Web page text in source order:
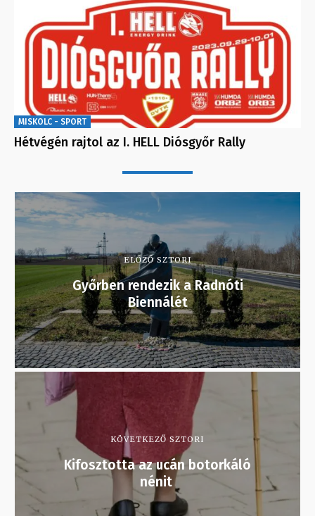
MISKOLC - SPORT
Hétvégén rajtol az I. HELL Diósgyőr Rally
ELŐZŐ SZTORI
Győrben rendezik a Radnóti
Biennálét
KÖVETKEZŐ SZTORI
Kifosztotta az ucán botorkáló
nénit